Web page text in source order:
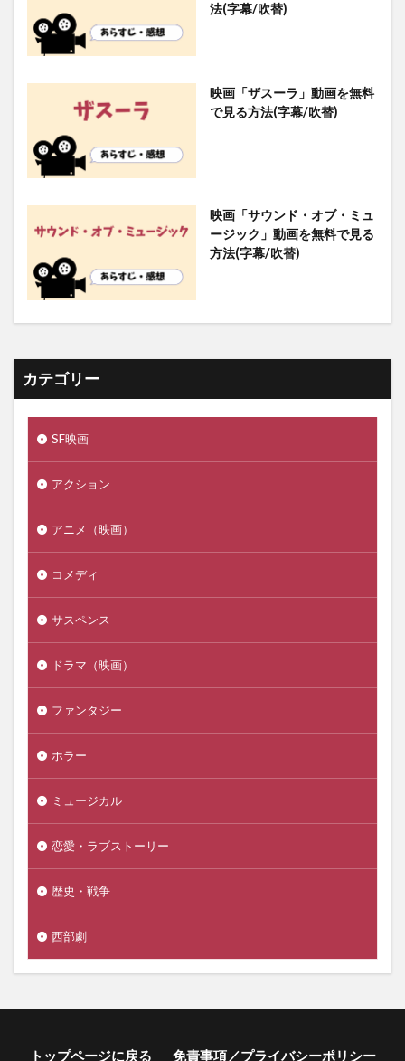
法(字幕/吹替)
映画「ザスーラ」動画を無料
で見る方法(字幕/吹替)
映画「サウンド・オブ・ミュ
ージック」動画を無料で見る
方法(字幕/吹替)
カテゴリー
SF映画
アクション
アニメ（映画）
コメディ
サスペンス
ドラマ（映画）
ファンタジー
ホラー
ミュージカル
恋愛・ラブストーリー
歴史・戦争
西部劇
トップページに戻る 免責事項／プライバシーポリシー